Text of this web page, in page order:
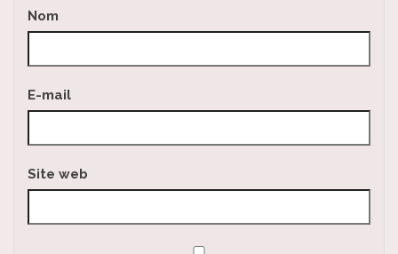
Nom
E-mail
Site web